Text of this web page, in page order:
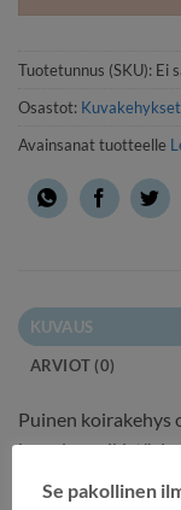
Tuotetunnus (SKU): Ei
Osastot: Kuvakehykset
Avainsanat tuotteelle
KUVAUS
ARVIOT (0)
Puinen koirakehys
kuva lemmikistäsi
Se pakollinen